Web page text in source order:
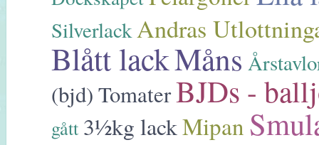
SilverlackAndras
Blått lackMåns
(bjd)TomaterBJDs -
gått 3½kg lackMipan